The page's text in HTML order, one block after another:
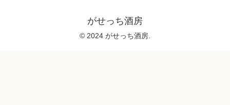
がせっち酒房
© 2024 がせっち酒房.